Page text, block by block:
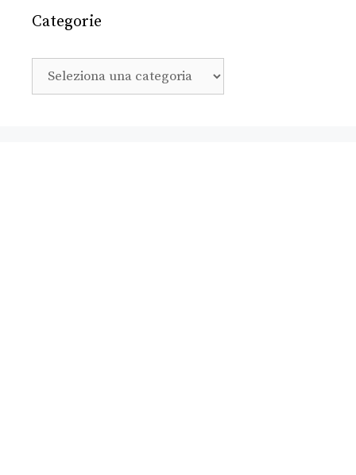
Categorie